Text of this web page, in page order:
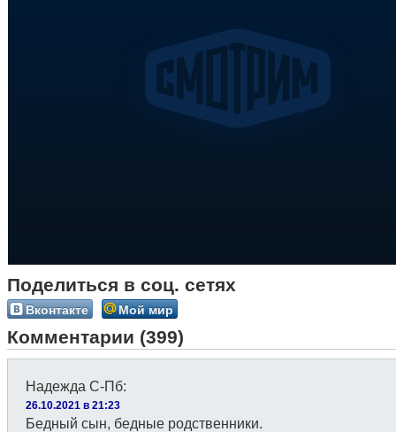
Поделиться в соц. сетях
Вконтакте Мой мир
Комментарии (399)
Надежда С-Пб:
26.10.2021 в 21:23
Бедный сын, бедные родственники.